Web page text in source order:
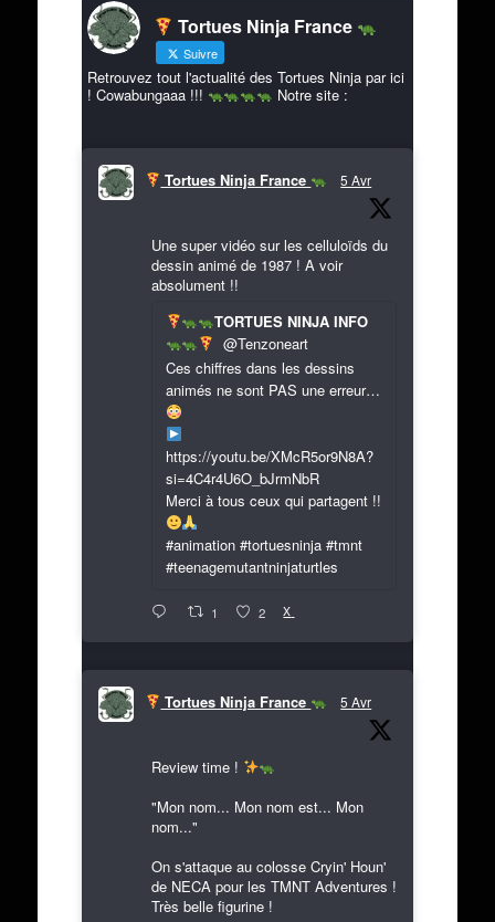
Tortues Ninja France
Suivre
Retrouvez tout l'actualité des Tortues Ninja par ici
! Cowabungaaa !!!
Notre site :
Tortues Ninja France 5 Avr
Une super vidéo sur les celluloïds du
dessin animé de 1987 ! A voir
absolument !!
TORTUES NINJA INFO
@Tenzoneart
Ces chiffres dans les dessins
animés ne sont PAS une erreur…
https://youtu.be/XMcR5or9N8A?
si=4C4r4U6O_bJrmNbR
Merci à tous ceux qui partagent !!
#animation #tortuesninja #tmnt
#teenagemutantninjaturtles
1 2 X
Tortues Ninja France 5 Avr
Review time !
"Mon nom... Mon nom est... Mon
nom..."
On s'attaque au colosse Cryin' Houn'
de NECA pour les TMNT Adventures !
Très belle figurine !